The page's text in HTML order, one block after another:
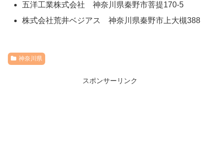
五洋工業株式会社 神奈川県秦野市菩提170-5
株式会社荒井ベジアス 神奈川県秦野市上大槻388
神奈川県
スポンサーリンク